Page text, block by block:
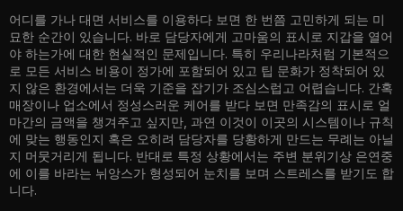
어디를 가나 대면 서비스를 이용하다 보면 한 번쯤 고민하게 되는 미
묘한 순간이 있습니다. 바로 담당자에게 고마움의 표시로 지갑을 열어
야 하는가에 대한 현실적인 문제입니다. 특히 우리나라처럼 기본적으
로 모든 서비스 비용이 정가에 포함되어 있고 팁 문화가 정착되어 있
지 않은 환경에서는 더욱 기준을 잡기가 조심스럽고 어렵습니다. 간혹
매장이나 업소에서 정성스러운 케어를 받다 보면 만족감의 표시로 얼
마간의 금액을 챙겨주고 싶지만, 과연 이것이 이곳의 시스템이나 규칙
에 맞는 행동인지 혹은 오히려 담당자를 당황하게 만드는 무례는 아닐
지 머뭇거리게 됩니다. 반대로 특정 상황에서는 주변 분위기상 은연중
에 이를 바라는 뉘앙스가 형성되어 눈치를 보며 스트레스를 받기도 합
니다.